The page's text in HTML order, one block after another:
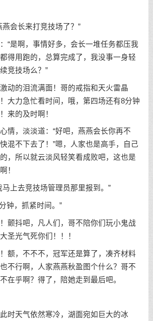
燕会长来打竞技场了？”
“是啊，事情好多，会长一堆任务都压我
得用跑的，总算完成了，我没事一身轻
竞技场么？”
动的泪流满面！哥的戒指和天火雷晶
大力急忙看时间，哦，第四场还有8分钟
来的及时啊！
情，淡淡道：“好吧，燕燕会长你再不
混不下去了！”嗯，人家也是高手，自己
，所以就云淡风轻笑看成败吧，这也是
！
马上去竞技场管理员那里报到。”
钟，抓紧时间。”
颤抖吧，凡人们，哥不陪你们玩小鬼战
圣光气死你们！！！
额，不不不，冠军还是算了，凑齐材料
不行啊，人家燕燕秋盈图个什么？哥不
在乎啊？得了，陪她走到最后吧。
时天气依然寒冷，湖面宛如巨大的冰